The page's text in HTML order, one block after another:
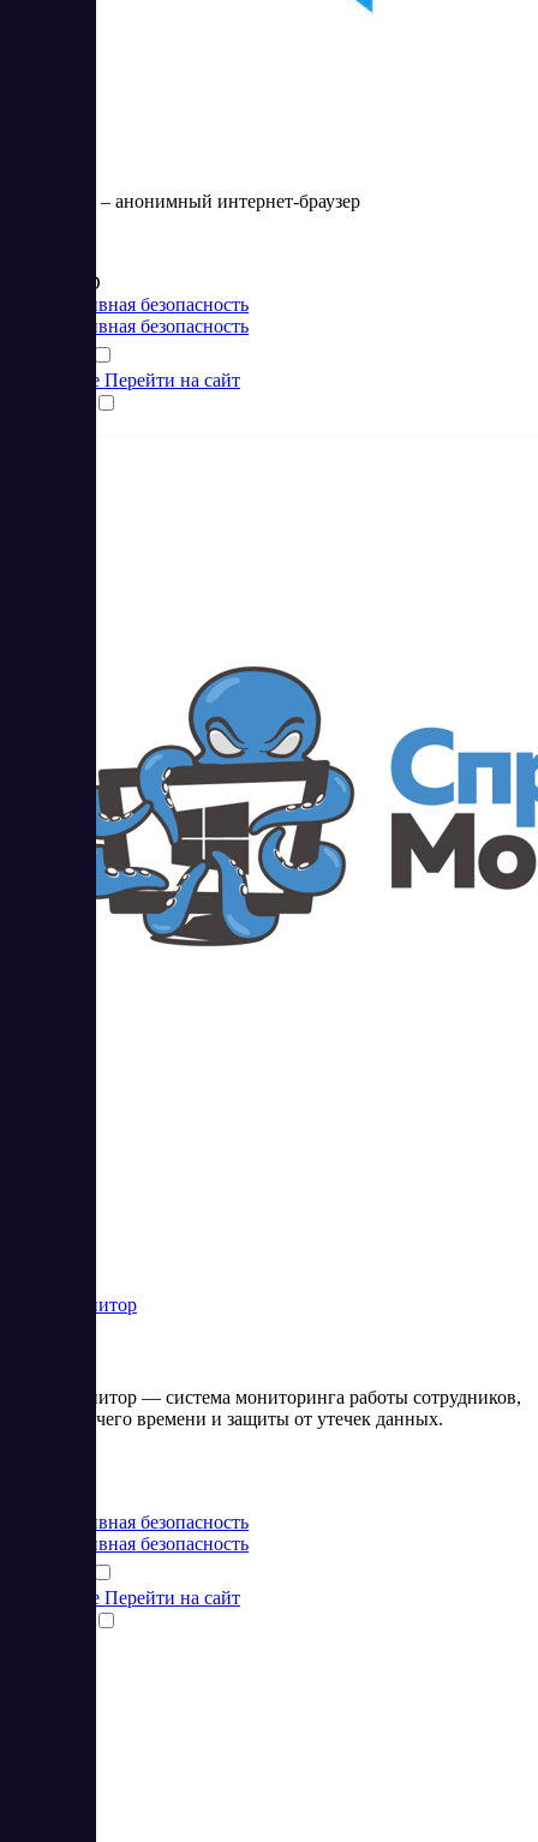
MoreLogin – анонимный интернет-браузер
от 5.4 USD
Корпоративная безопасность
Корпоративная безопасность
Подробнее Перейти на сайт
СпрутМонитор
СпрутМонитор — система мониторинга работы сотрудников,
учета рабочего времени и защиты от утечек данных.
Корпоративная безопасность
Корпоративная безопасность
Подробнее Перейти на сайт